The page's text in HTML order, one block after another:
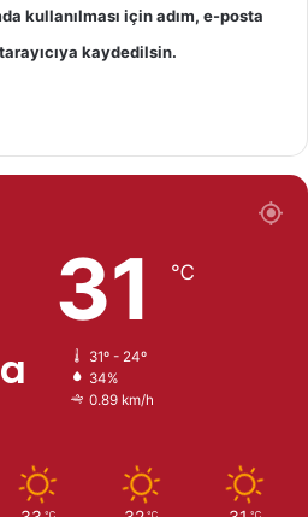
kullanılması için adım, e-posta
kaydedilsin.
31 ℃
31º - 24º
34%
0.89 km/h